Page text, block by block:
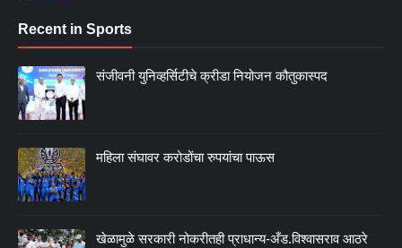
Recent in Sports
संजीवनी युनिव्हर्सिटीचे क्रीडा नियोजन कौतुकास्पद
महिला संघावर करोडोंचा रुपयांचा पाऊस
खेळामुळे सरकारी नोकरीतही प्राधान्य-अँड.विश्वासराव आठरे